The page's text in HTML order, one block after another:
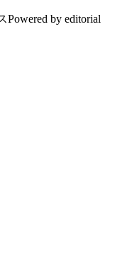
Powered by editorial